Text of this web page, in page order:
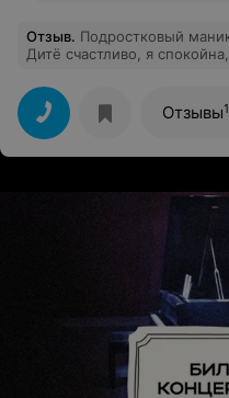
Отзыв. Подростковый
Дитё счастливо, я
покрытие (нам важно).
Отзывы